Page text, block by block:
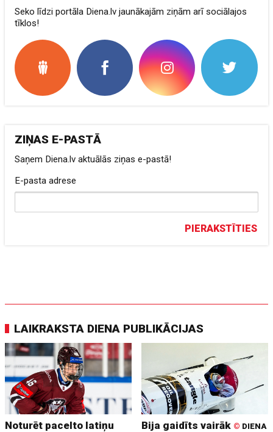
Seko līdzi portāla Diena.lv jaunākajām ziņām arī sociālajos
tīklos!
ZIŅAS E-PASTĀ
Saņem Diena.lv aktuālās ziņas e-pastā!
E-pasta adrese
PIERAKSTĪTIES
LAIKRAKSTA DIENA PUBLIKĀCIJAS
Noturēt pacelto latiņu Bija gaidīts vairāk © DIENA